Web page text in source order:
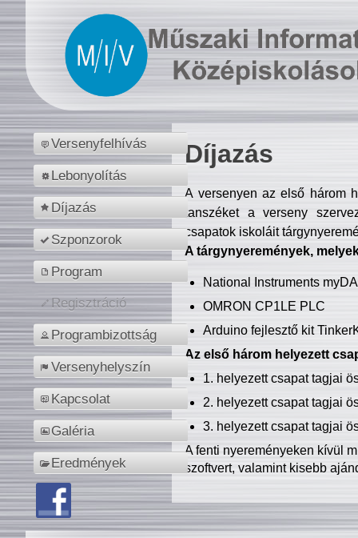
Versenyfelhívás
Lebonyolítás
Díjazás
Szponzorok
Program
Regisztráció
Programbizottság
Versenyhelyszín
Kapcsolat
Galéria
Eredmények
Díjazás
A versenyen az első három
tanszéket a verseny
csapatok iskoláit
A tárgynyeremények,
National Instruments
OMRON CP1LE PLC
Arduino fejlesztő kit
Az első három helyezett
1. helyezett csapat tagjai
2. helyezett csapat tagjai
3. helyezett csapat tagjai
A fenti nyereményeken kívül
szoftvert, valamint kisebb